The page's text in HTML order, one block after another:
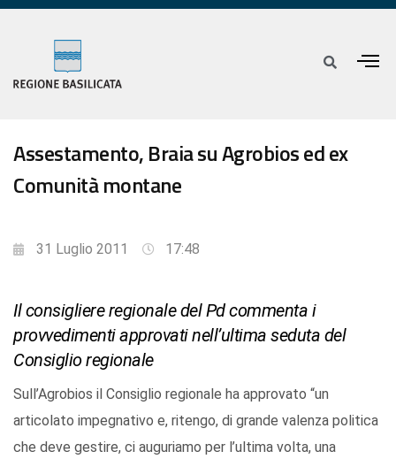
Assestamento, Braia su Agrobios ed ex
Comunità montane
31 Luglio 2011 17:48
Il consigliere regionale del Pd commenta i
provvedimenti approvati nell’ultima seduta del
Consiglio regionale
Sull’Agrobios il Consiglio regionale ha approvato “un
articolato impegnativo e, ritengo, di grande valenza politica
che deve gestire, ci auguriamo per l’ultima volta, una